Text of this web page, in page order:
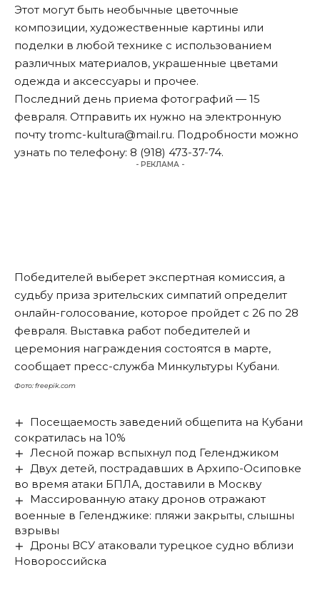
Этот могут быть необычные цветочные
композиции, художественные картины или
поделки в любой технике с использованием
различных материалов, украшенные цветами
одежда и аксессуары и прочее.
Последний день приема фотографий — 15
февраля. Отправить их нужно на электронную
почту tromc-kultura@mail.ru. Подробности можно
узнать по телефону: 8 (918) 473-37-74.
- РЕКЛАМА -
Победителей выберет экспертная комиссия, а
судьбу приза зрительских симпатий определит
онлайн-голосование, которое пройдет с 26 по 28
февраля. Выставка работ победителей и
церемония награждения состоятся в марте,
сообщает пресс-служба Минкультуры Кубани.
Фото: freepik.com
Посещаемость заведений общепита на Кубани
сократилась на 10%
Лесной пожар вспыхнул под Геленджиком
Двух детей, пострадавших в Архипо-Осиповке
во время атаки БПЛА, доставили в Москву
Массированную атаку дронов отражают
военные в Геленджике: пляжи закрыты, слышны
взрывы
Дроны ВСУ атаковали турецкое судно вблизи
Новороссийска